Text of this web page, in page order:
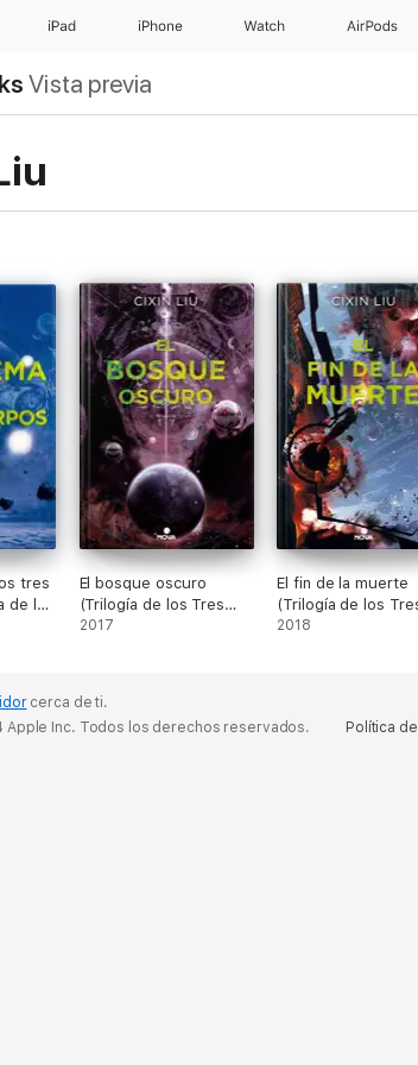
iPad iPhone Watch AirPods
Vista previa
tres
de los
El bosque oscuro
(Trilogía de los Tres
Cuerpos 2)
2017
El fin de la muerte
(Trilogía de los
Cuerpos 3)
2018
cerca de ti.
Apple Inc. Todos los derechos reservados. Política